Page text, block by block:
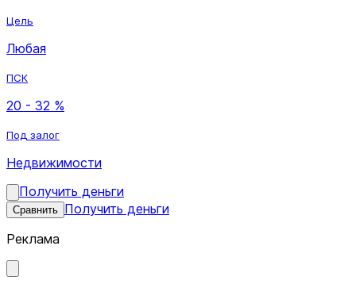
Цель
Любая
ПСК
20 - 32 %
Под залог
Недвижимости
Получить деньги
Сравнить Получить деньги
Реклама